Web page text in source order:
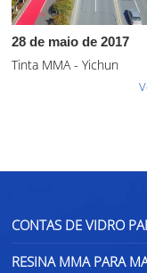
28 de maio de 2017
Tinta MMA - Yichun
CONTAS DE VIDRO
RESINA MMA PARA